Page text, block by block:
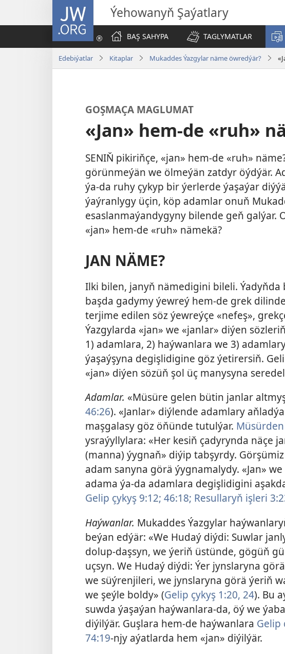
JW.ORG Ýehowanyň Şaýatlary
BAŞ SAHYPA
TAGLYMATLAR
Edebiýatlar Kitaplar Mukaddes Ýazgylar näme öwredýär?
GOŞMAÇA MAGLUMAT
«Jan» hem-de «ruh»
SENIŇ pikiriňçe, «jan» hem-de «ruh»
görünmeýän we ölmeýän zatdyr öýdýär.
ýa-da ruhy çykyp bir ýerlerde ýaşaýar
ýaýranlygy üçin, köp adamlar onuň
esaslanmaýandygyny bilende geň galýar.
«jan» hem-de «ruh» nämekä?
JAN NÄME?
Ilki bilen, janyň nämedigini bileli. Ýadyňda
başda gadymy ýewreý hem-de grek
terjime edilen söz ýewreýçe «nefeş»,
Ýazgylarda «jan» we «janlar» diýen
1) adamlara, 2) haýwanlara we 3)
ýaşaýşyna degişlidigine göz ýetirersiň.
«jan» diýen sözüň şol üç manysyna
Adamlar. «Müsüre gelen bütin janlar
46:26). «Janlar» diýlende adamlary
maşgalasy göz öňünde tutulýar.
ysraýyllylara: «Her kesiň çadyrynda näçe
(manna) ýygnaň» diýip tabşyrdy.
adam sanyna görä ýygnamalydy. «Jan»
adama ýa-da adamlara degişlidigini
Gelip çykyş 9:12; 46:18; Resullaryň işleri
Haýwanlar. Mukaddes Ýazgylar
beýan edýär: «We Hudaý diýdi: Suwlar
dolup-daşsyn, we ýeriň üstünde, gögüň
uçsyn. We Hudaý diýdi: Ýer jynslaryna
we süýrenjileri, we jynslaryna görä ýeriň
we şeýle boldy» (Gelip çykyş 1:20, 24). Bu
suwda ýaşaýan haýwanlara-da, öý we
diýilýär. Guşlara hem-de haýwanlara Gelip
74:19-njy aýatlarda hem «jan» diýilýär.